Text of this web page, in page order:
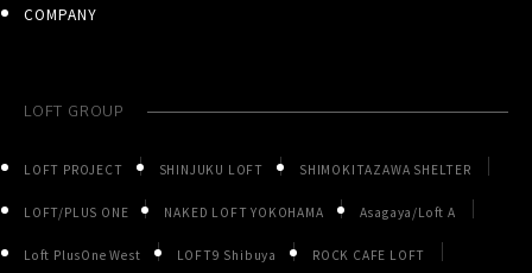
COMPANY
LOFT GROUP
LOFT PROJECT SHINJUKU LOFT SHIMOKITAZAWA SHELTER
LOFT/PLUS ONE NAKED LOFT YOKOHAMA Asagaya/Loft A
Loft PlusOne West LOFT9 Shibuya ROCK CAFE LOFT